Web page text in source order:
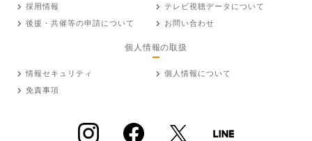
採用情報
テレビ視聴データについて
後援・共催等の申請について
お問い合わせ
個人情報の取扱
情報セキュリティ
個人情報について
免責事項